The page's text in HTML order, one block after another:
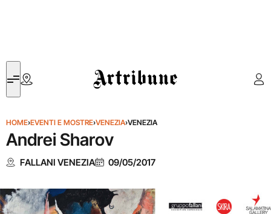
Artribune
HOME›EVENTI E MOSTRE›VENEZIA›VENEZIA
Andrei Sharov
FALLANI VENEZIA 09/05/2017